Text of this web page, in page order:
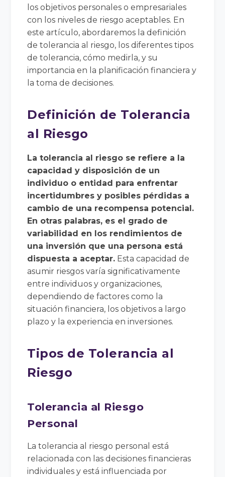
los objetivos personales o empresariales
con los niveles de riesgo aceptables. En
este artículo, abordaremos la definición
de tolerancia al riesgo, los diferentes tipos
de tolerancia, cómo medirla, y su
importancia en la planificación financiera y
la toma de decisiones.
Definición de Tolerancia
al Riesgo
La tolerancia al riesgo se refiere a la
capacidad y disposición de un
individuo o entidad para enfrentar
incertidumbres y posibles pérdidas a
cambio de una recompensa potencial.
En otras palabras, es el grado de
variabilidad en los rendimientos de
una inversión que una persona está
dispuesta a aceptar. Esta capacidad de
asumir riesgos varía significativamente
entre individuos y organizaciones,
dependiendo de factores como la
situación financiera, los objetivos a largo
plazo y la experiencia en inversiones.
Tipos de Tolerancia al
Riesgo
Tolerancia al Riesgo
Personal
La tolerancia al riesgo personal está
relacionada con las decisiones financieras
individuales y está influenciada por